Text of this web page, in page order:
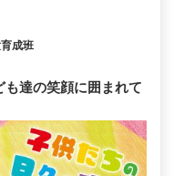
成班
達の笑顔に囲まれて